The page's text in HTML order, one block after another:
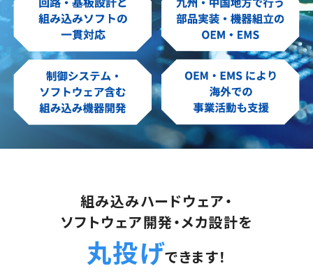
組み込みハードウェア・
ソフトウェア開発・メカ設計を
丸投げできます！